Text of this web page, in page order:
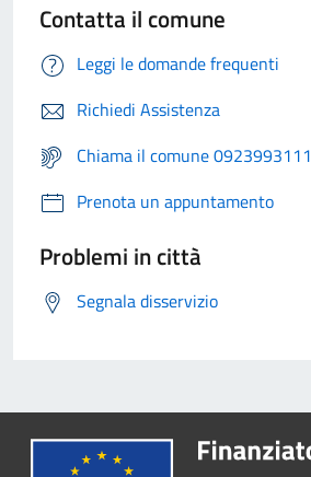
Contatta il comune
Leggi le domande frequenti
Richiedi Assistenza
Chiama il comune 0923993111
Prenota un appuntamento
Problemi in città
Segnala disservizio